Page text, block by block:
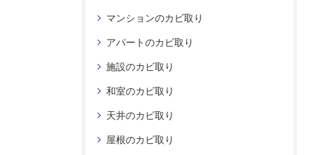
マンションのカビ取り
アパートのカビ取り
施設のカビ取り
和室のカビ取り
天井のカビ取り
屋根のカビ取り